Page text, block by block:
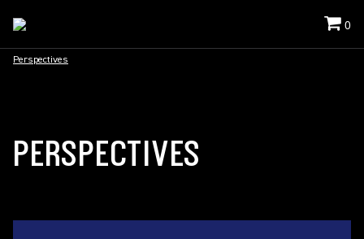
0
Perspectives
PERSPECTIVES